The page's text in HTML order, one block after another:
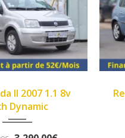
149933
Scenic II 2005 1.6
115ch Exception